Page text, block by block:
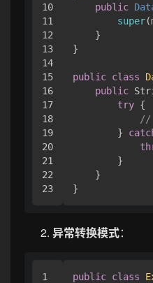
10
11
12
13
14
15
16
17
18
19
20
21
22
public
super
    }
}
public class
public
try {
//
        }
        }
    }
异常转换模式：
1
public class